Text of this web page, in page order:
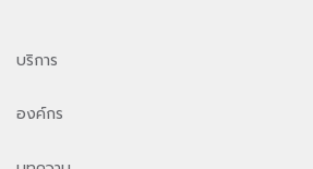
บริการ
องค์กร